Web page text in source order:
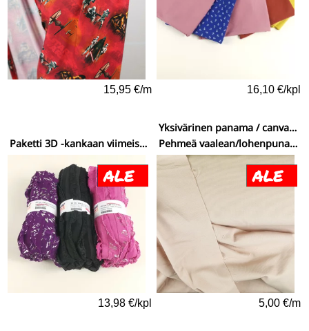
15,95 €/m 16,10 €/kpl
Paketti 3D -kankaan viimeiset rullat
13,98 €/kpl
Yksivärinen panama / canvaspuuvilla
Pehmeä vaalean/lohenpunainen (233)
5,00 €/m